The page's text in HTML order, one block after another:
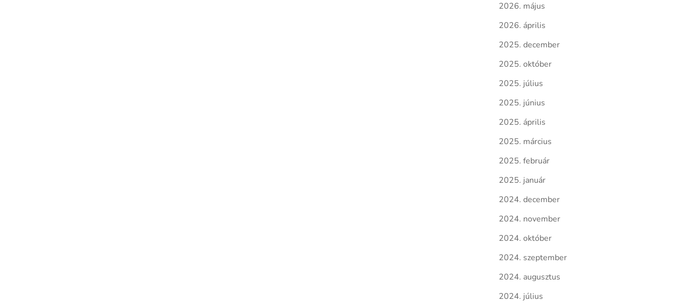
2026. május
2026. április
2025. december
2025. október
2025. július
2025. június
2025. április
2025. március
2025. február
2025. január
2024. december
2024. november
2024. október
2024. szeptember
2024. augusztus
2024. július